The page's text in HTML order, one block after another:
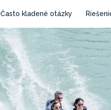
Často kladené otázky